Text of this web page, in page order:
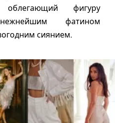
фигуру
фатином
сиянием.